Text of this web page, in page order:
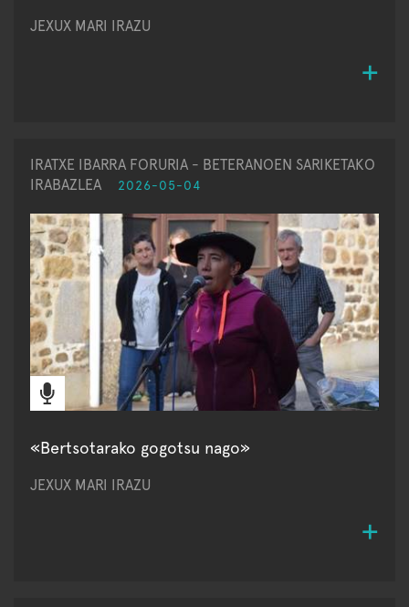
JEXUX MARI IRAZU
IRATXE IBARRA FORURIA - BETERANOEN SARIKETAKO
IRABAZLEA
2026-05-04
«Bertsotarako gogotsu nago»
JEXUX MARI IRAZU